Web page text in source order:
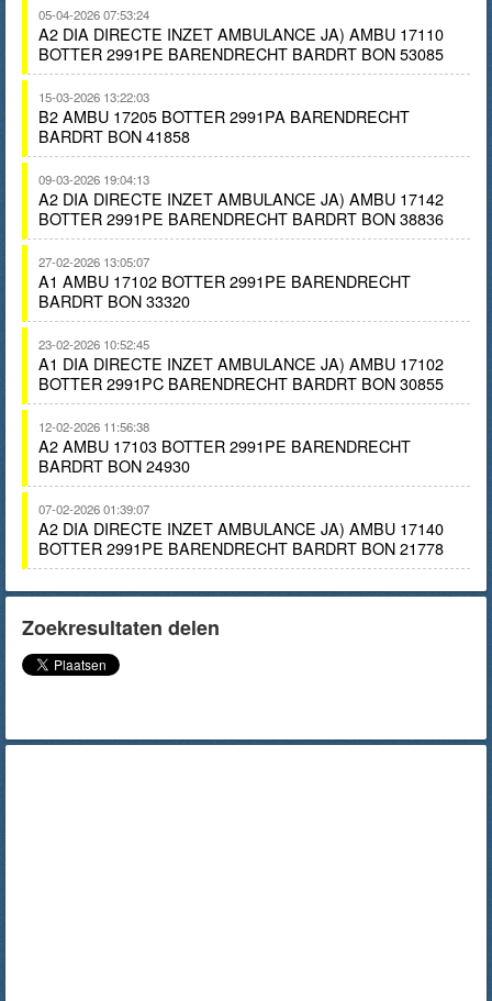
05-04-2026 07:53:24
A2 DIA DIRECTE INZET AMBULANCE JA) AMBU 17110
BOTTER 2991PE BARENDRECHT BARDRT BON 53085
15-03-2026 13:22:03
B2 AMBU 17205 BOTTER 2991PA BARENDRECHT
BARDRT BON 41858
09-03-2026 19:04:13
A2 DIA DIRECTE INZET AMBULANCE JA) AMBU 17142
BOTTER 2991PE BARENDRECHT BARDRT BON 38836
27-02-2026 13:05:07
A1 AMBU 17102 BOTTER 2991PE BARENDRECHT
BARDRT BON 33320
23-02-2026 10:52:45
A1 DIA DIRECTE INZET AMBULANCE JA) AMBU 17102
BOTTER 2991PC BARENDRECHT BARDRT BON 30855
12-02-2026 11:56:38
A2 AMBU 17103 BOTTER 2991PE BARENDRECHT
BARDRT BON 24930
07-02-2026 01:39:07
A2 DIA DIRECTE INZET AMBULANCE JA) AMBU 17140
BOTTER 2991PE BARENDRECHT BARDRT BON 21778
Zoekresultaten delen